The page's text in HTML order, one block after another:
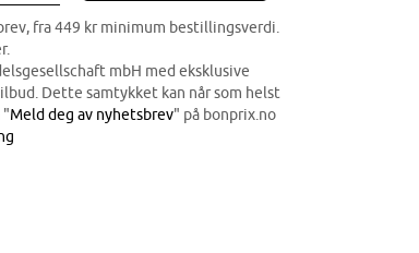
fra 449 kr minimum bestillingsverdi.
mbH med eksklusive
Dette samtykket kan når som helst
"Meld deg av nyhetsbrev" på bonprix.no